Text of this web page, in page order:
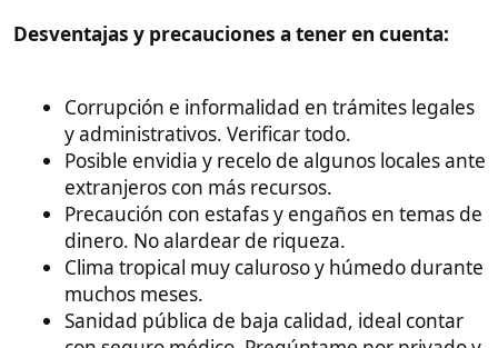
familiar.
comprometida o pretendida por otro hombre puede
acabar con un navajazo del pretendiente celoso.
Y mucho cuidado con las mujeres materialistas o que
solo buscan algún beneficio económico.
En conclusión, no tienes porque preocuparte,
simplemente conoce bien con quien te juntas, no
tengas prisa y disfruta como hacemos todos, sin
meternos en líos de faltas ni legales ni de odio o
envidias.